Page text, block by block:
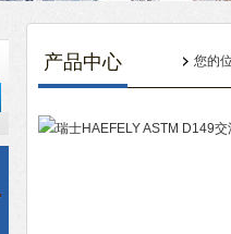
产品中心 您的